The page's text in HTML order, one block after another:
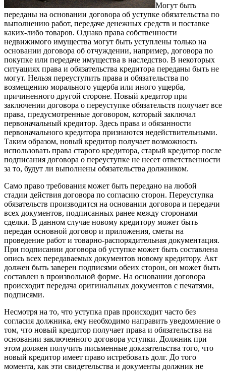
Могут быть
переданы на основании договора об уступке обязательства по
выполнению работ, передаче денежных средств и поставке
каких-либо товаров. Однако права собственности
недвижимого имущества могут быть уступлены только на
основании договора об отчуждении, например, договора по
покупке или передаче имущества в наследство. В некоторых
ситуациях права и обязательства кредитора переданы быть не
могут. Нельзя переуступить права и обязательства по
возмещению морального ущерба или иного ущерба,
причиненного другой стороне. Новый кредитор при
заключении договора о переуступке обязательств получает все
права, предусмотренные договором, который заключал
первоначальный кредитор. Здесь права и обязанности
первоначального кредитора признаются недействительными.
Таким образом, новый кредитор получает возможность
использовать права старого кредитора, старый кредитор после
подписания договора о переуступке не несет ответственности
за то, будут ли выполнены обязательства должником.
Само право требования может быть передано на любой
стадии действия договора по согласию сторон. Переуступка
обязательств производится на основании договора и передачи
всех документов, подписанных ранее между сторонами
сделки. В данном случае новому кредитору может быть
передан основной договор и приложения, сметы на
проведение работ и товарно-распорядительная документация.
При подписании договора об уступке может быть составлена
опись всех передаваемых документов новому кредитору. Акт
должен быть заверен подписями обеих сторон, он может быть
составлен в произвольной форме. На основании договора
происходит передача оригинальных документов с печатями,
подписями.
Несмотря на то, что уступка прав происходит часто без
согласия должника, ему необходимо направить уведомление о
том, что новый кредитор получает права и обязательства на
основании заключенного договора уступки. Должник при
этом должен получить письменные доказательства того, что
новый кредитор имеет право истребовать долг. До того
момента, как эти свидетельства и документы должник не